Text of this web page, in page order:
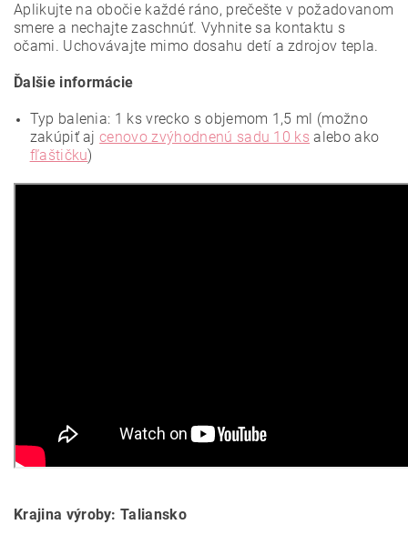
Aplikujte na obočie každé ráno, prečešte v požadovanom
smere a nechajte zaschnúť. Vyhnite sa kontaktu s
očami. Uchovávajte mimo dosahu detí a zdrojov tepla.
Ďalšie informácie
Typ balenia: 1 ks vrecko s objemom 1,5 ml (možno
zakúpiť ajcenovo zvýhodnenú sadu 10 ks alebo ako
fľaštičku)
Krajina výroby: Taliansko